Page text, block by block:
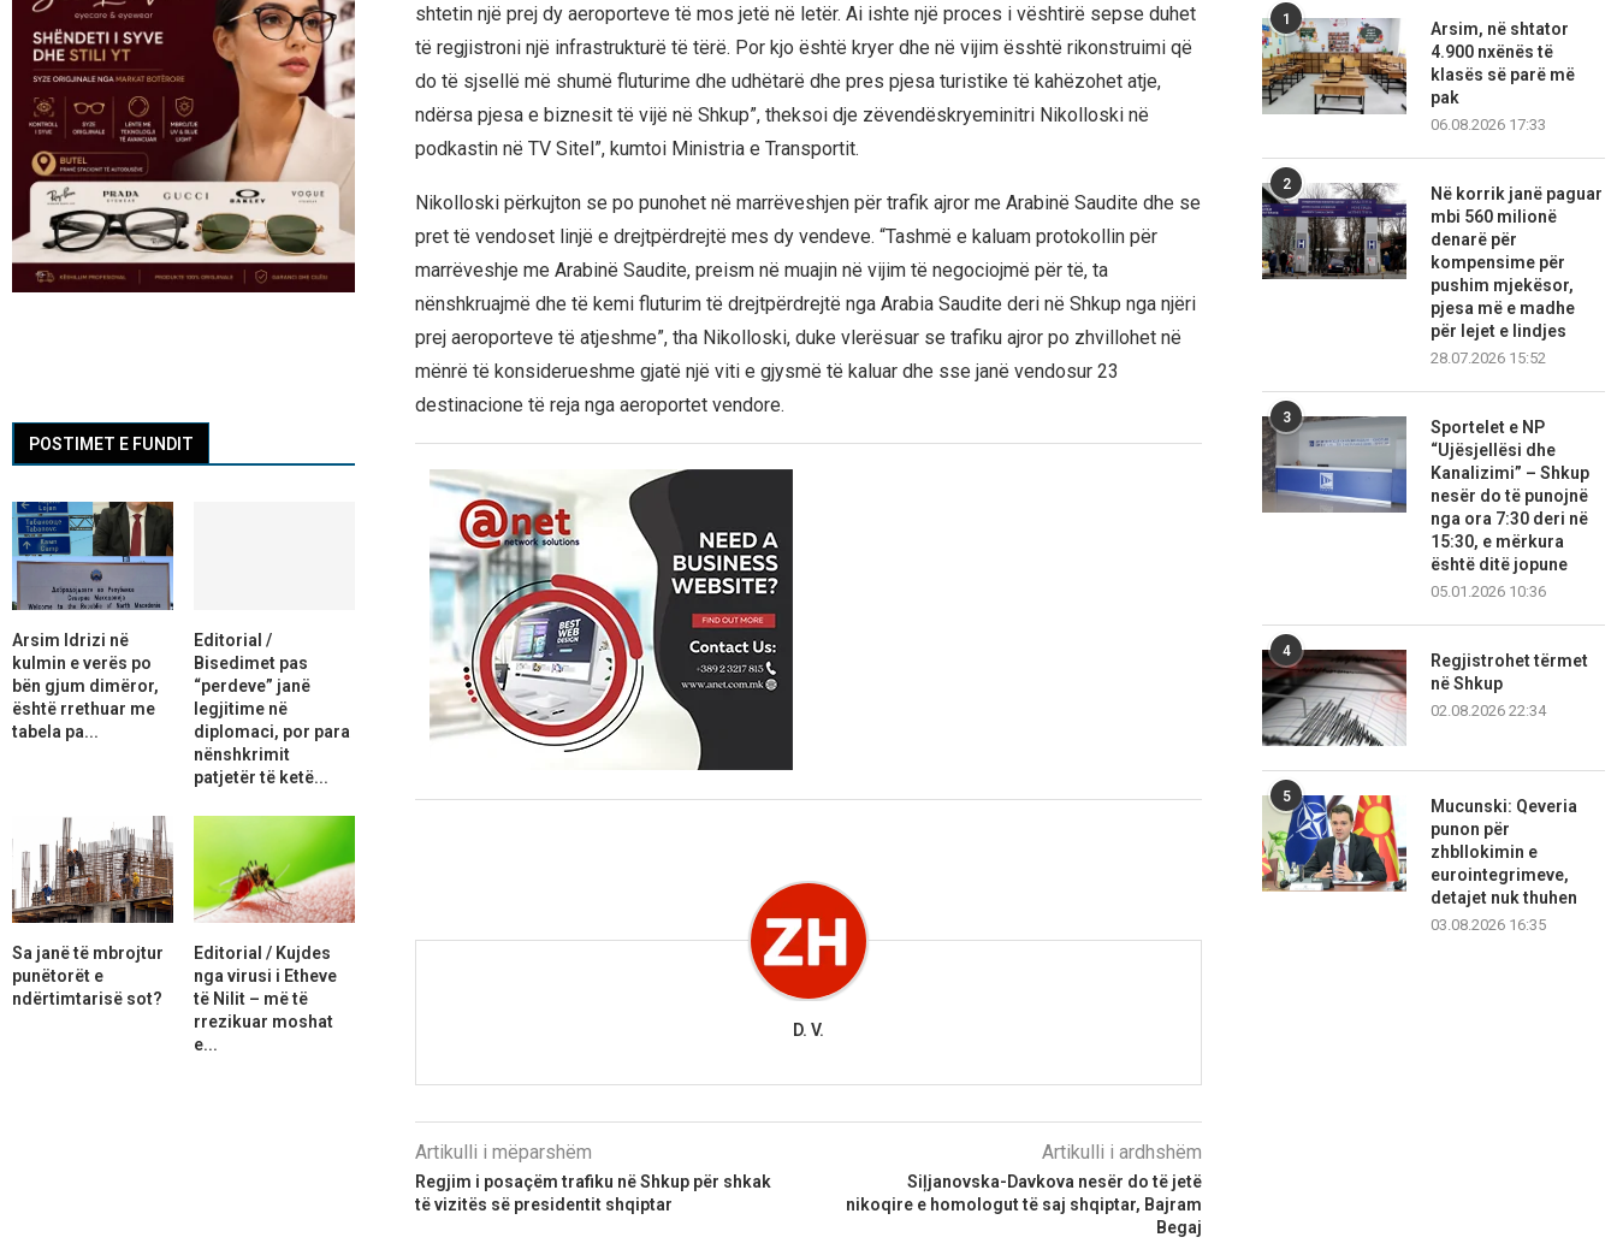
shtetin një prej dy aeroporteve të mos jetë në letër. Ai ishte një proces i vështirë sepse duhet
të regjistroni një infrastrukturë të tërë. Por kjo është kryer dhe në vijim ësshtë rikonstruimi që
do të sjsellë më shumë fluturime dhe udhëtarë dhe pres pjesa turistike të kahëzohet atje,
ndërsa pjesa e biznesit të vijë në Shkup”, theksoi dje zëvendëskryeminitri Nikolloski në
podkastin në TV Sitel”, kumtoi Ministria e Transportit.
Nikolloski përkujton se po punohet në marrëveshjen për trafik ajror me Arabinë Saudite dhe se
pret të vendoset linjë e drejtpërdrejtë mes dy vendeve. “Tashmë e kaluam protokollin për
marrëveshje me Arabinë Saudite, preism në muajin në vijim të negociojmë për të, ta
nënshkruajmë dhe të kemi fluturim të drejtpërdrejtë nga Arabia Saudite deri në Shkup nga njëri
prej aeroporteve të atjeshme”, tha Nikolloski, duke vlerësuar se trafiku ajror po zhvillohet në
mënrë të konsiderueshme gjatë një viti e gjysmë të kaluar dhe sse janë vendosur 23
destinacione të reja nga aeroportet vendore.
D. V.
Artikulli i mëparshëm
Regjim i posaçëm trafiku në Shkup për shkak
të vizitës së presidentit shqiptar
Artikulli i ardhshëm
Siļjanovska-Davkova nesër do të jetë
nikoqire e homologut të saj shqiptar, Bajram
Begaj
1
Arsim, në shtator
4.900 nxënës të
klasës së parë më
pak
06.08.2026 17:33
2
Në korrik janë paguar
mbi 560 milionë
denarë për
kompensime për
pushim mjekësor,
pjesa më e madhe
për lejet e lindjes
28.07.2026 15:52
3
Sportelet e NP
“Ujësjellësi dhe
Kanalizimi” – Shkup
nesër do të punojnë
nga ora 7:30 deri në
15:30, e mërkura
është ditë jopune
05.01.2026 10:36
4
Regjistrohet tërmet
në Shkup
02.08.2026 22:34
5
Mucunski: Qeveria
punon për
zhbllokimin e
eurointegrimeve,
detajet nuk thuhen
03.08.2026 16:35
POSTIMET E FUNDIT
Arsim Idrizi në
kulmin e verës po
bën gjum dimëror,
është rrethuar me
tabela pa...
Editorial /
Bisedimet pas
“perdeve” janë
legjitime në
diplomaci, por para
nënshkrimit
patjetër të ketë...
Sa janë të mbrojtur
punëtorët e
ndërtimtarisë sot?
Editorial / Kujdes
nga virusi i Etheve
të Nilit – më të
rrezikuar moshat
e...